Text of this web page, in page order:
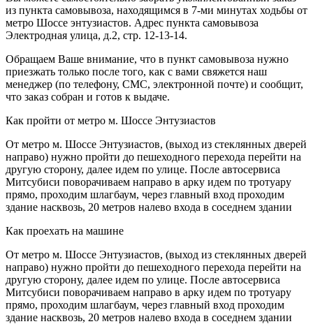
из пункта самовывоза, находящимся в 7-ми минутах ходьбы от
метро Шоссе энтузиастов. Адрес пункта самовывоза
Электродная улица, д.2, стр. 12-13-14.
Обращаем Ваше внимание, что в пункт самовывоза нужно
приезжать только после того, как с вами свяжется наш
менеджер (по телефону, СМС, электронной почте) и сообщит,
что заказ собран и готов к выдаче.
Как пройти от метро м. Шоссе Энтузиастов
От метро м. Шоссе Энтузиастов, (выход из стеклянных дверей
направо) нужно пройти до пешеходного перехода перейти на
другую сторону, далее идем по улице. После автосервиса
Митсубиси поворачиваем направо в арку идем по тротуару
прямо, проходим шлагбаум, через главный вход проходим
здание насквозь, 20 метров налево входа в соседнем здании
Как проехать на машине
От метро м. Шоссе Энтузиастов, (выход из стеклянных дверей
направо) нужно пройти до пешеходного перехода перейти на
другую сторону, далее идем по улице. После автосервиса
Митсубиси поворачиваем направо в арку идем по тротуару
прямо, проходим шлагбаум, через главный вход проходим
здание насквозь, 20 метров налево входа в соседнем здании